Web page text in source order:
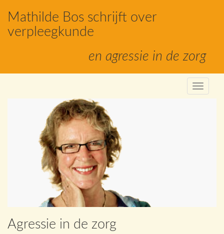
Mathilde Bos schrijft over
verpleegkunde
en agressie in de zorg
Toggle
Agressie in de zorg